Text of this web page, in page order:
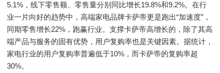
5.1%，线下零售额、零售量分别同比增长19.8%和9.2%。在行
业一片向好的趋势中，高端家电品牌卡萨帝更是跑出“加速度”，
同期零售增长22%，跑赢行业。支撑卡萨帝高增长的，除了其高
端产品与服务的固有优势，用户复购率也是关键因素。据统计，
家电行业的用户复购率普遍低于10%，而卡萨帝的复购率超
30%。